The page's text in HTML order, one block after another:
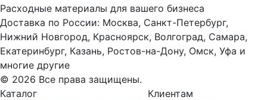
Расходные материалы для вашего бизнеса
Доставка по России: Москва, Санкт-Петербург,
Нижний Новгород, Красноярск, Волгоград, Самара,
Екатеринбург, Казань, Ростов-на-Дону, Омск, Уфа и
многие другие
© 2026 Все права защищены.
Каталог
Клиентам